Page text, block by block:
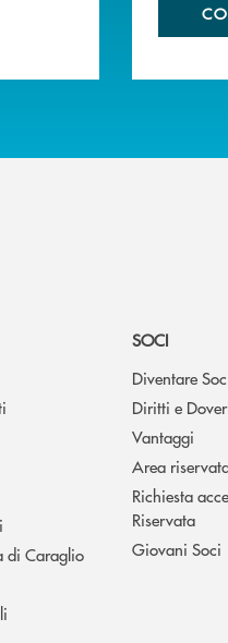
di Caraglio
SOCI
Diventare
Diritti e
Vantaggi
Area
Richiesta
Riservata
Giovani Soci